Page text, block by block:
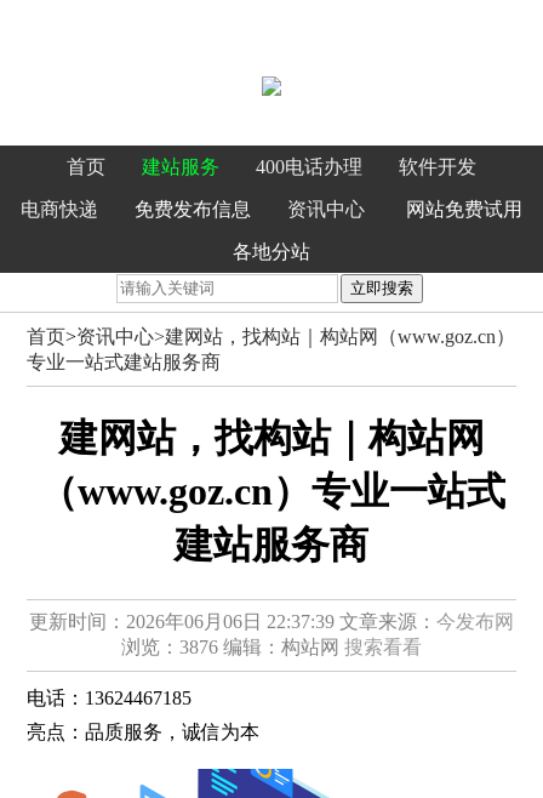
首页 建站服务 400电话办理 软件开发
电商快递 免费发布信息 资讯中心 网站免费试用
各地分站
立即搜索
首页>资讯中心>建网站，找构站｜构站网（www.goz.cn）
专业一站式建站服务商
建网站，找构站｜构站网
（www.goz.cn）专业一站式
建站服务商
更新时间：2026年06月06日 22:37:39 文章来源： 今发布网
浏览：3876 编辑：构站网 搜索看看
电话： 13624467185
亮点：品质服务，诚信为本